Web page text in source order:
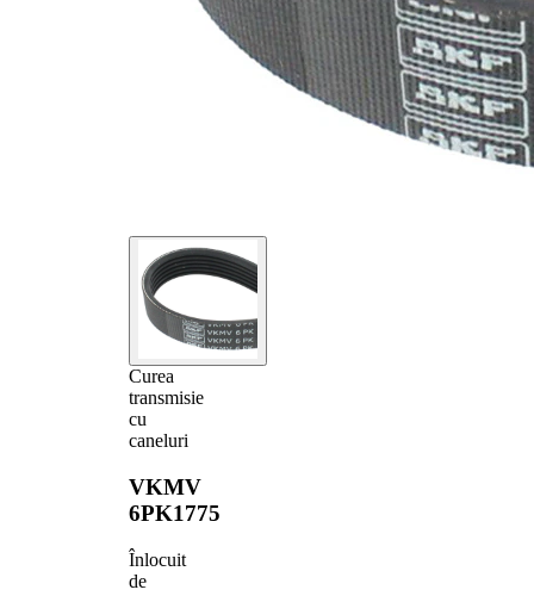
Curea
transmisie
cu
caneluri
VKMV
6PK1775
Înlocuit
de